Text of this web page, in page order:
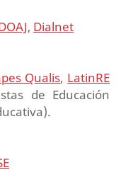
, Dialnet
Qualis, LatinRE
de Educación